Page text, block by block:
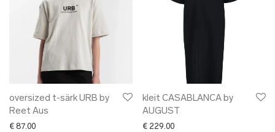
oversized t-särk URB by
Reet Aus
€ 87.00
kleit CASABLANCA by
AUGUST
€ 229.00